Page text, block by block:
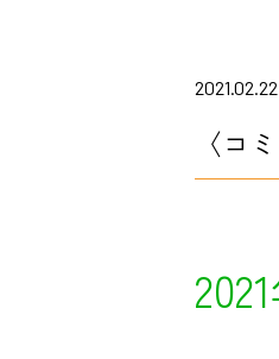
2021.02.22
〈コ